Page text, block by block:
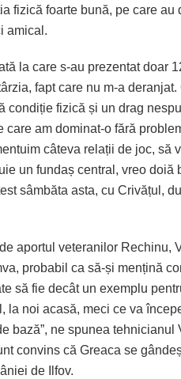
fizică foarte bună, pe care au
amical.
la care s-au prezentat doar
fapt care nu m-a
condiție fizică și un drag
am dominat-o fără
câteva relații de joc, să
un fundaș central, vreo doiă
sâmbăta asta, cu Crivățul,
aportul veteranilor Rechinu,
probabil ca să-și mențină
să fie decât un exemplu
la noi acasă, meci ce va
bază”, ne spunea
convins că Greaca se
de Ilfov.